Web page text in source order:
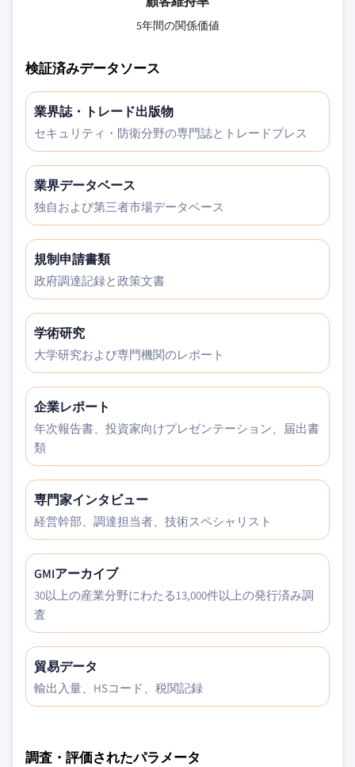
5年間の関係価値
検証済みデータソース
業界誌・トレード出版物
セキュリティ・防衛分野の専門誌とトレードプレス
業界データベース
独自および第三者市場データベース
規制申請書類
政府調達記録と政策文書
学術研究
大学研究および専門機関のレポート
企業レポート
年次報告書、投資家向けプレゼンテーション、届出書
類
専門家インタビュー
経営幹部、調達担当者、技術スペシャリスト
GMIアーカイブ
30以上の産業分野にわたる13,000件以上の発行済み調
査
貿易データ
輸出入量、HSコード、税関記録
調査・評価されたパラメータ